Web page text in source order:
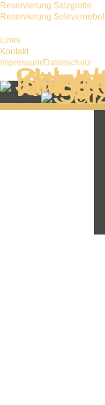
Reservierung Salzgrotte
Reservierung
Links
Kontakt
Impressum/Datenschutz